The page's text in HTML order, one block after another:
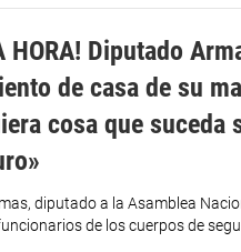
HORA! Diputado
de casa de su
cosa que suceda
diputado a la Asamblea
de los cuerpos de